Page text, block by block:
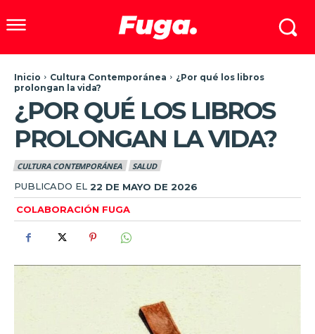
Inicio Cultura Contemporánea
¿Por qué los libros
prolongan la vida?
¿POR QUÉ LOS LIBROS
PROLONGAN LA VIDA?
CULTURA CONTEMPORÁNEA SALUD
PUBLICADO EL 22 DE MAYO DE 2026
COLABORACIÓN FUGA